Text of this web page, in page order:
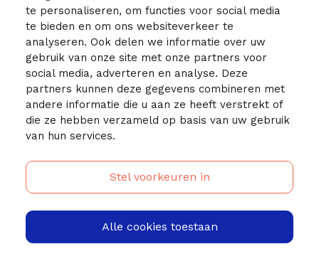
te personaliseren, om functies voor social media
te bieden en om ons websiteverkeer te
analyseren. Ook delen we informatie over uw
gebruik van onze site met onze partners voor
social media, adverteren en analyse. Deze
partners kunnen deze gegevens combineren met
andere informatie die u aan ze heeft verstrekt of
die ze hebben verzameld op basis van uw gebruik
van hun services.
Stel voorkeuren in
Alle cookies toestaan
Zoekopdracht wijzigen
schonere, stillere en slimmere luchthaven.
Vragen of opmerkingen?
Neem contact op
© 2026 MagnitJobs - Schiphol
PrivacyverklaringSitemapContact